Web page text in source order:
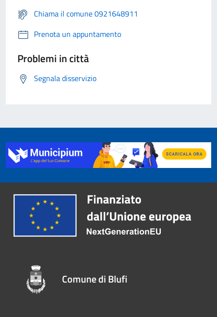
Chiama il comune 0921648911
Prenota un appuntamento
Problemi in città
Segnala disservizio
Comune di Blufi